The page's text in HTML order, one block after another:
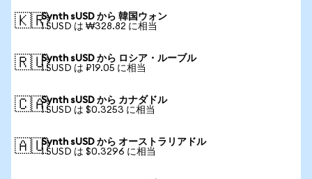
🇰🇷Synth sUSD から 韓国ウォン
1 SUSD は ₩328.82 に相当
🇷🇺Synth sUSD から ロシア・ルーブル
1 SUSD は ₽19.05 に相当
🇨🇦Synth sUSD から カナダドル
1 SUSD は $0.3253 に相当
🇦🇺Synth sUSD から オーストラリアドル
1 SUSD は $0.3296 に相当